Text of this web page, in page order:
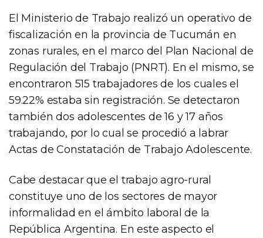
El Ministerio de Trabajo realizó un operativo de
fiscalización en la provincia de Tucumán en
zonas rurales, en el marco del Plan Nacional de
Regulación del Trabajo (PNRT). En el mismo, se
encontraron 515 trabajadores de los cuales el
59.22% estaba sin registración. Se detectaron
también dos adolescentes de 16 y 17 años
trabajando, por lo cual se procedió a labrar
Actas de Constatación de Trabajo Adolescente.
Cabe destacar que el trabajo agro-rural
constituye uno de los sectores de mayor
informalidad en el ámbito laboral de la
República Argentina. En este aspecto el